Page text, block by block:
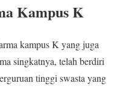
Kampus K
kampus K yang juga
singkatnya, telah berdiri
tinggi swasta yang